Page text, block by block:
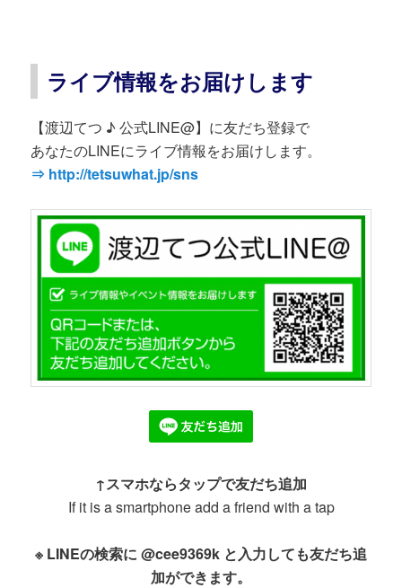
ライブ情報をお届けします
【渡辺てつ ♪ 公式LINE@】に友だち登録で
あなたのLINEにライブ情報をお届けします。
⇒ http://tetsuwhat.jp/sns
↑スマホならタップで友だち追加
If it is a smartphone add a friend with a tap
※ LINEの検索に @cee9369k と入力しても友だち追
加ができます。